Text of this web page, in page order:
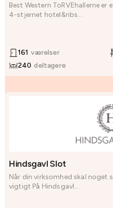
Best Western ToRVEhallerne
4-stjernet hotel&nbs...
161 værelser
240 deltagere
Hindsgavl Slot
Når din virksomhed skal
vigtigt På Hindsgavl...